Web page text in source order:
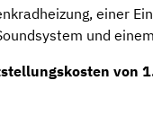
einer
und
von